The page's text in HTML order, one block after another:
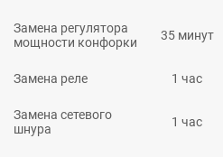
Замена регулятора
мощности конфорки
35 минут
Замена реле 1 час
Замена сетевого
шнура
1 час